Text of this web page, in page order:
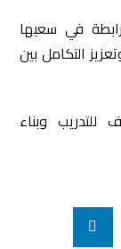
في سعيها
التكامل بين
للتدريب وبناء